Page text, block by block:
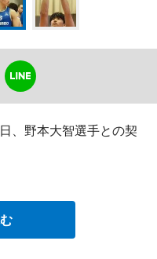
、野本大智選手との契